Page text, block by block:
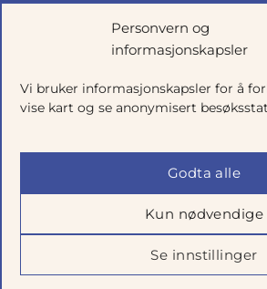
Personvern og
informasjonskapsler
Vi bruker informasjonskapsler for å
vise kart og se anonymisert
Godta alle
Kun nødvendige
Se innstillinger
Fjordgata 46, 7010
Salgsbetingelser|Personvern|